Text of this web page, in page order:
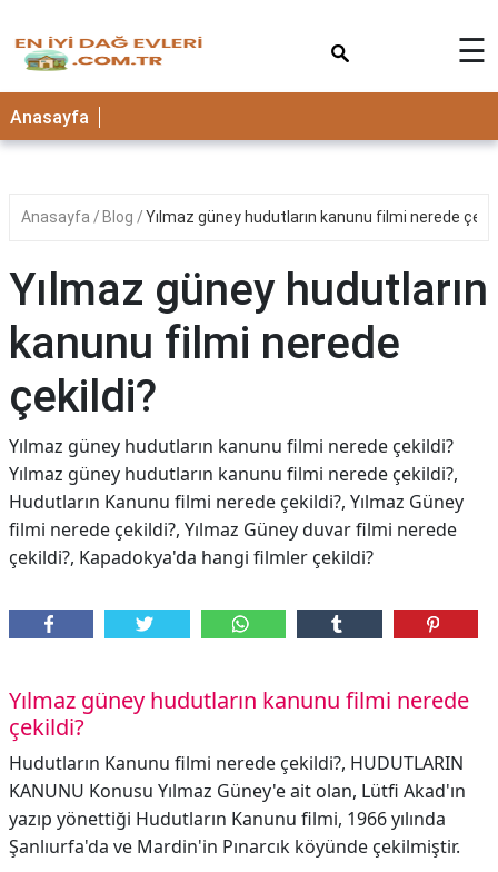
☰
Anasayfa
Anasayfa Blog Yılmaz güney hudutların kanunu filmi nerede
Yılmaz güney hudutların
kanunu filmi nerede
çekildi?
Yılmaz güney hudutların kanunu filmi nerede çekildi?
Yılmaz güney hudutların kanunu filmi nerede çekildi?,
Hudutların Kanunu filmi nerede çekildi?, Yılmaz Güney
filmi nerede çekildi?, Yılmaz Güney duvar filmi nerede
çekildi?, Kapadokya'da hangi filmler çekildi?
Yılmaz güney hudutların kanunu filmi nerede
çekildi?
Hudutların Kanunu filmi nerede çekildi?, HUDUTLARIN
KANUNU Konusu Yılmaz Güney'e ait olan, Lütfi Akad'ın
yazıp yönettiği Hudutların Kanunu filmi, 1966 yılında
Şanlıurfa'da ve Mardin'in Pınarcık köyünde çekilmiştir.